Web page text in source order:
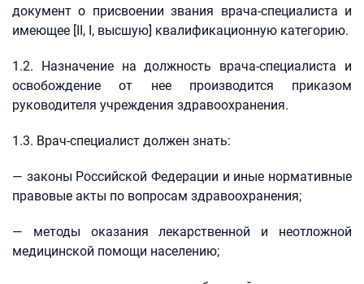
документ о присвоении звания врача-специалиста и
имеющее [II, I, высшую] квалификационную категорию.
1.2. Назначение на должность врача-специалиста и
освобождение от нее производится приказом
руководителя учреждения здравоохранения.
1.3. Врач-специалист должен знать:
— законы Российской Федерации и иные нормативные
правовые акты по вопросам здравоохранения;
— методы оказания лекарственной и неотложной
медицинской помощи населению;